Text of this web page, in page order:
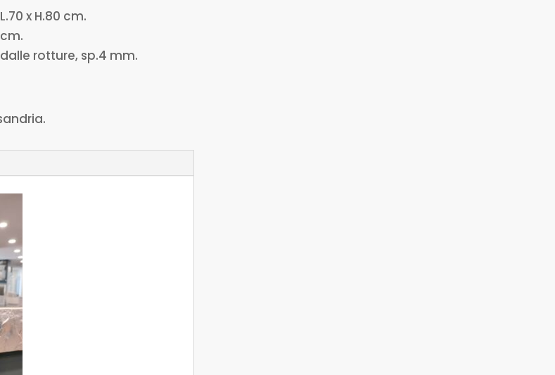
x H.80 cm.
rotture, sp.4 mm.